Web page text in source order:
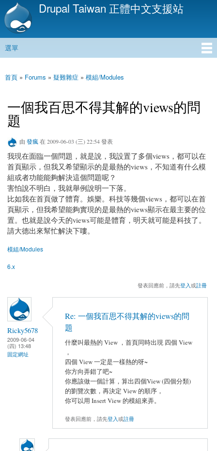
移
內
Drupal Taiwan 正體中文支援站
主選單
選單
您在這裡
首頁 » Forums » 疑難雜症 » 模組/Modules
一個我百思不得其解的views的問
題
由 發瘋 在 2009-06-03 (三) 22:54 發表
我現在面臨一個問題，就是說，我設置了多個views，都可以在
首頁顯示，但我又希望顯示的是最熱的views，不知道有什么模
組或者功能能夠解決這個問題呢？
害怕說不明白，我就舉例說明一下落。
比如我在首頁做了體育。娛樂。科技等幾個views，都可以在首
頁顯示，但我希望能夠實現的是最熱的views顯示在最主要的位
置。也就是說今天的views可能是體育，明天就可能是科技了。
請大德出來幫忙解決下嘍。
模組/Modules
6.x
發表回應前，請先登入或註冊
Ricky5678
2009-06-04
(四) 13:48
固定網址
Re: 一個我百思不得其解的views的問
題
什麼叫最熱的 View ，首頁同時出現 四個 View
，
四個 View 一定是一樣熱的呀~
你方向弄錯了吧~
你應該做一個計算，算出四個View (四個分類)
的劉覽次數，再決定 View 的順序，
你可以用 Insert View 的模組來弄。
發表回應前，請先登入或註冊